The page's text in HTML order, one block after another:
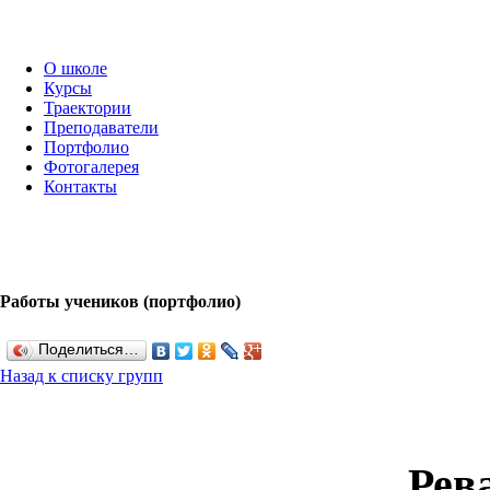
О школе
Курсы
Траектории
Преподаватели
Портфолио
Фотогалерея
Контакты
Работы учеников (портфолио)
Поделиться…
Назад к списку групп